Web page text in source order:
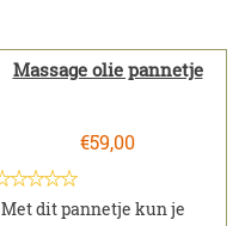
Massage olie pannetje
€59,00
Met dit pannetje kun je